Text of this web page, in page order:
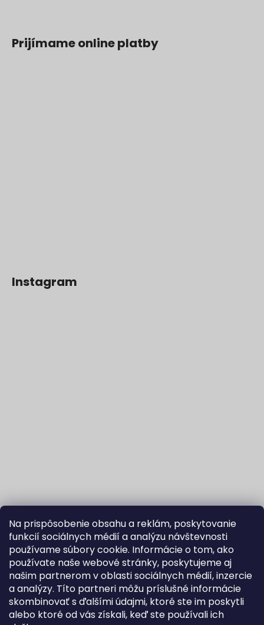
Na prispôsobenie obsahu a reklám, poskytovanie
funkcií sociálnych médií a analýzu návštevnosti
používame súbory cookie. Informácie o tom, ako
používate naše webové stránky, poskytujeme aj
našim partnerom v oblasti sociálnych médií, inzercie
a analýzy. Títo partneri môžu príslušné informácie
skombinovať s ďalšími údajmi, ktoré ste im poskytli
alebo ktoré od vás získali, keď ste používali ich
Prijímame online platby
Instagram
Sledovať na Instagrame
Fortuna Aurum na Heureka.sk